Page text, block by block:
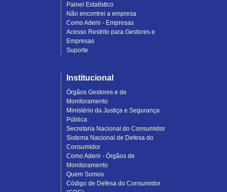
Painel Estatístico
Não encontrei a empresa
Como Aderir - Empresas
Acesso Restrito para Gestores e
Empresas
Suporte
Institucional
Órgãos Gestores e de
Monitoramento
Ministério da Justiça e Segurança
Pública
Secretaria Nacional do Consumidor
Sistema Nacional de Defesa do
Consumidor
Como Aderir - Órgãos de
Monitoramento
Quem Somos
Código de Defesa do Consumidor